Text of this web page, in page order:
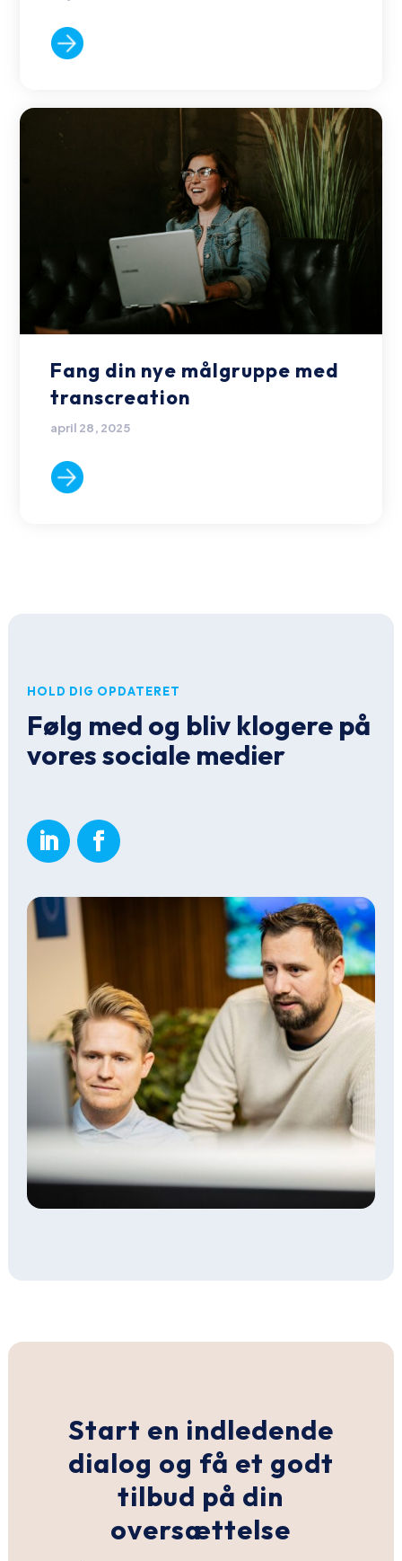
Fang din nye målgruppe med
transcreation
april 28, 2025
HOLD DIG OPDATERET
Følg med og bliv klogere på
vores sociale medier
Start en indledende
dialog og få et godt
tilbud på din
oversættelse